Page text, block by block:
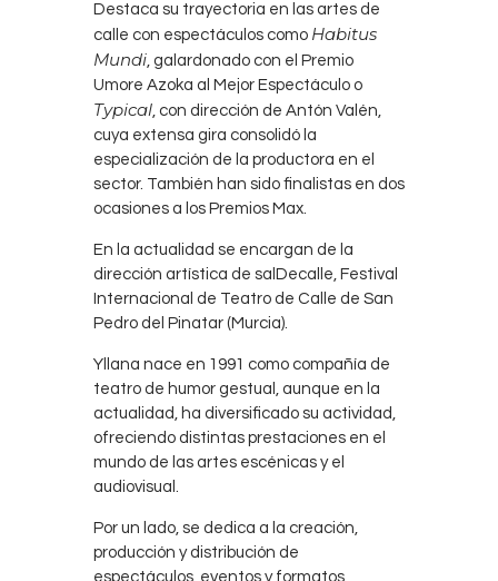
Destaca su trayectoria en las artes de
calle con espectáculos como Habitus
Mundi, galardonado con el Premio
Umore Azoka al Mejor Espectáculo o
Typical, con dirección de Antón Valén,
cuya extensa gira consolidó la
especialización de la productora en el
sector. También han sido finalistas en dos
ocasiones a los Premios Max.
En la actualidad se encargan de la
dirección artística de salDecalle, Festival
Internacional de Teatro de Calle de San
Pedro del Pinatar (Murcia).
Yllana nace en 1991 como compañía de
teatro de humor gestual, aunque en la
actualidad, ha diversificado su actividad,
ofreciendo distintas prestaciones en el
mundo de las artes escénicas y el
audiovisual.
Por un lado, se dedica a la creación,
producción y distribución de
espectáculos, eventos y formatos